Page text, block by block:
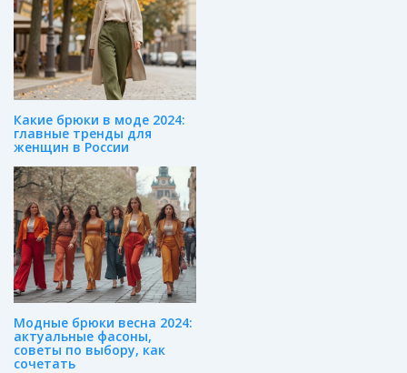
Какие брюки в моде 2024:
главные тренды для
женщин в России
Модные брюки весна 2024:
актуальные фасоны,
советы по выбору, как
сочетать